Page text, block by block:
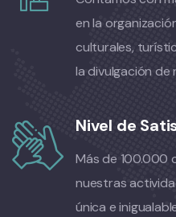
en la
culturales,
la divulgación
Nivel de
Más de 100.000
nuestras
única e